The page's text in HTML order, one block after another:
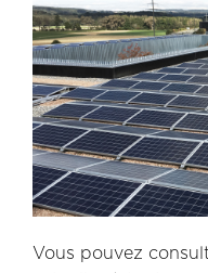
Vous pouvez